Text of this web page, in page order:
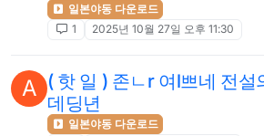
일본야동 다운로드
1
2025년 10월 27일 오후 11:30
A ( 핫 일 ) 존ㄴr 여l쁘네 전설
데딩년
일본야동 다운로드